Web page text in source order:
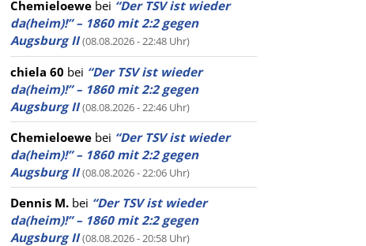
Chemieloewe bei “Der TSV ist wieder
da(heim)!” – 1860 mit 2:2 gegen
Augsburg II (08.08.2026 - 22:48 Uhr)
chiela 60 bei “Der TSV ist wieder
da(heim)!” – 1860 mit 2:2 gegen
Augsburg II (08.08.2026 - 22:46 Uhr)
Chemieloewe bei “Der TSV ist wieder
da(heim)!” – 1860 mit 2:2 gegen
Augsburg II (08.08.2026 - 22:06 Uhr)
Dennis M. bei “Der TSV ist wieder
da(heim)!” – 1860 mit 2:2 gegen
Augsburg II (08.08.2026 - 20:58 Uhr)